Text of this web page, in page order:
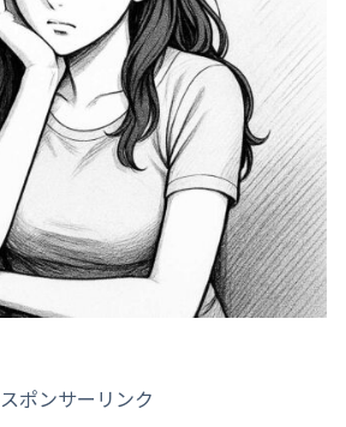
スポンサーリンク